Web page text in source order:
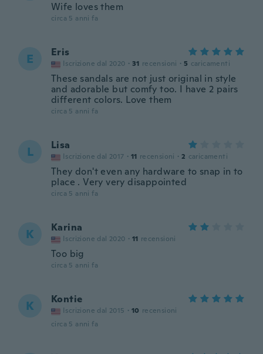
Wife loves them
circa 5 anni fa
E Eris
Iscrizione dal 2020 · 31 recensioni · 5 caricamenti
These sandals are not just original in style
and adorable but comfy too. I have 2 pairs
different colors. Love them
circa 5 anni fa
L Lisa
Iscrizione dal 2017 · 11 recensioni · 2 caricamenti
They don't even any hardware to snap in to
place . Very very disappointed
circa 5 anni fa
K Karina
Iscrizione dal 2020 · 11 recensioni
Too big
circa 5 anni fa
K Kontie
Iscrizione dal 2015 · 10 recensioni
circa 5 anni fa